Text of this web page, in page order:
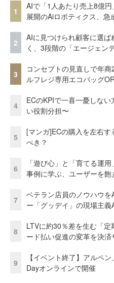
1
AIで「1人あたり売上8億円
展開のAiロボティクス、急
2
AIに見つけられ顧客に選
く、3段階の「エージェン
3
コンセプトの見直しで年
ルフレジ専用エコバッグ
4
ECのKPIで一喜一憂しな
い役割分担〜
5
[マンガ]ECの購入を左右
べき？
6
「遊び心」と「育てる運
事例に学ぶ、ユーザーを
7
ベテラン店員のノウハウ
ー「グッデイ」の現場主義
8
LTVに約30％差を生む「
ード払い促進の変革を決済
9
【イベント終了】アルペ
Dayオンラインで開催